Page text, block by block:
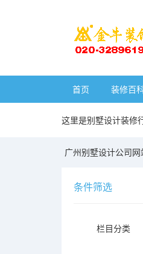
首页 装修百
这里是别墅设计装修
广州别墅设计公司网
条件筛选
栏目分类